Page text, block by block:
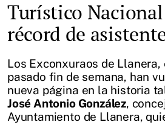
Turístico
récord de
Los Exconxuraos de
pasado fin de semana, han
nueva página en la historia
José Antonio González,
Ayuntamiento de Llanera,